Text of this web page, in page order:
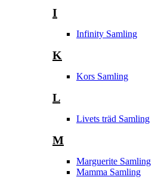
I
Infinity Samling
K
Kors Samling
L
Livets träd Samling
M
Marguerite Samling
Mamma Samling